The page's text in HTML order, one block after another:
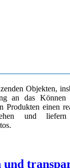
Objekten,
an das Können
Produkten einen
und liefern
und